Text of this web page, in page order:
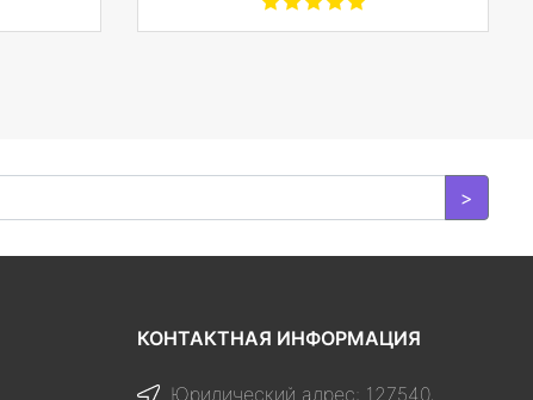
>
КОНТАКТНАЯ ИНФОРМАЦИЯ
Юридический адрес: 127540,